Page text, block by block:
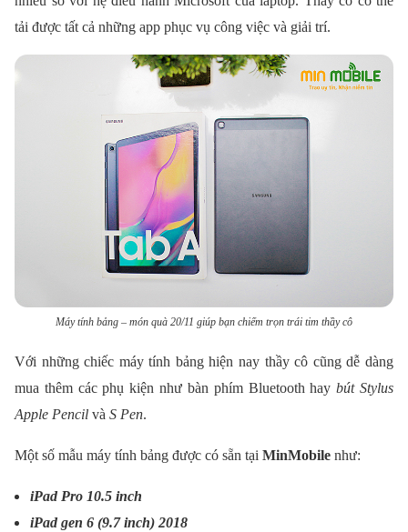
tải được tất cả những app phục vụ công việc và giải trí.
Máy tính bảng – món quà 20/11 giúp bạn chiếm trọn trái tim thầy cô
Với những chiếc máy tính bảng hiện nay thầy cô cũng dễ dàng
mua thêm các phụ kiện như bàn phím Bluetooth haybút Stylus
Apple Pencil và S Pen.
Một số mẫu máy tính bảng được có sẵn tại MinMobile như:
iPad Pro 10.5 inch
iPad gen 6 (9.7 inch) 2018